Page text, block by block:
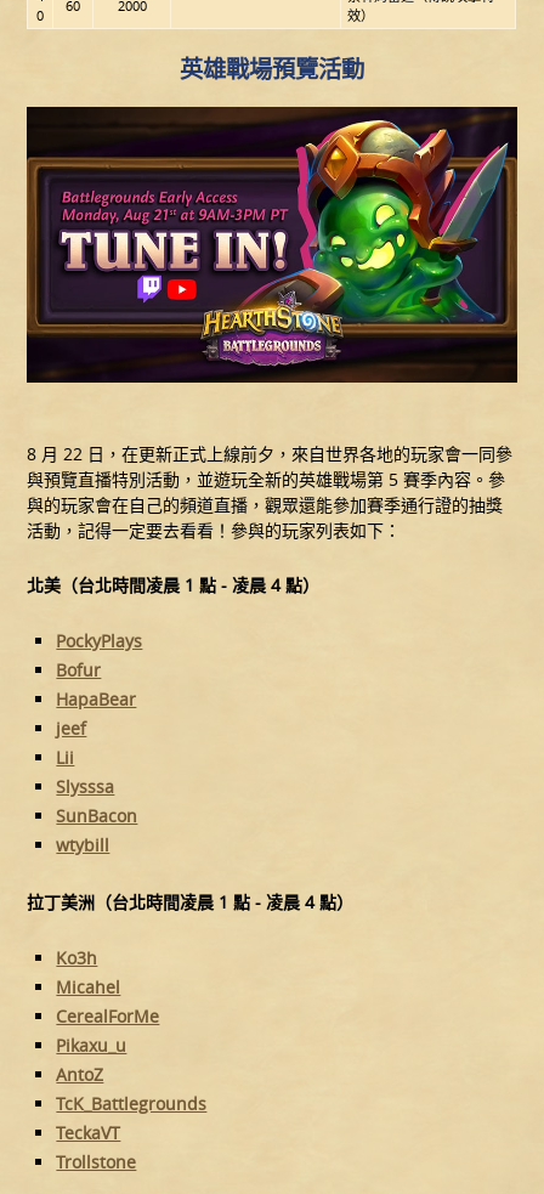
0
60 2000
效）
英雄戰場預覽活動
8 月 22 日，在更新正式上線前夕，來自世界各地的玩家會一同參
與預覽直播特別活動，並遊玩全新的英雄戰場第 5 賽季內容。參
與的玩家會在自己的頻道直播，觀眾還能參加賽季通行證的抽獎
活動，記得一定要去看看！參與的玩家列表如下：
北美（台北時間凌晨 1 點 - 凌晨 4 點）
PockyPlays
Bofur
HapaBear
jeef
Lii
Slysssa
SunBacon
wtybill
拉丁美洲（台北時間凌晨 1 點 - 凌晨 4 點）
Ko3h
Micahel
CerealForMe
Pikaxu_u
AntoZ
TcK_Battlegrounds
TeckaVT
Trollstone